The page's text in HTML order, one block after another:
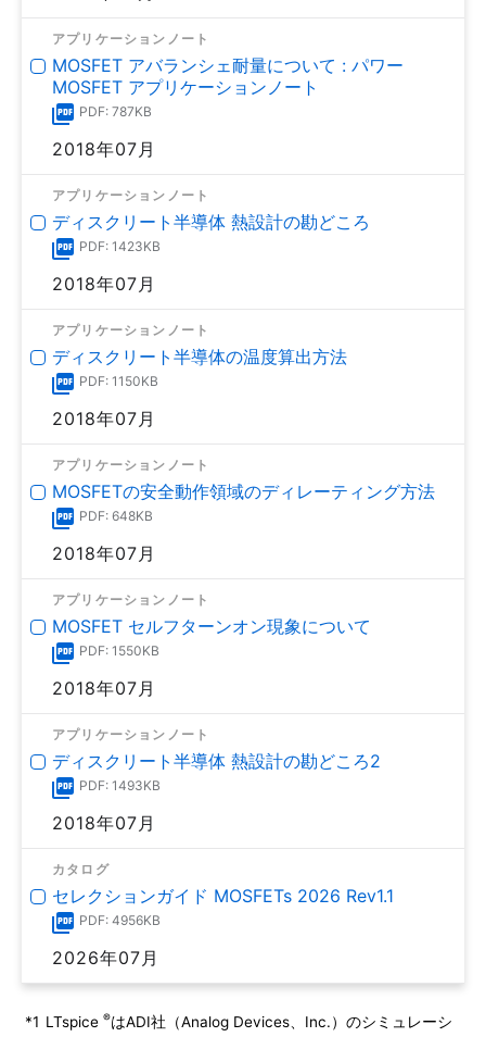
アプリケーションノート
MOSFET アバランシェ耐量について : パワー
MOSFET アプリケーションノート
PDF: 787KB
2018年07月
アプリケーションノート
ディスクリート半導体 熱設計の勘どころ
PDF: 1423KB
2018年07月
アプリケーションノート
ディスクリート半導体の温度算出方法
PDF: 1150KB
2018年07月
アプリケーションノート
MOSFETの安全動作領域のディレーティング方法
PDF: 648KB
2018年07月
アプリケーションノート
MOSFET セルフターンオン現象について
PDF: 1550KB
2018年07月
アプリケーションノート
ディスクリート半導体 熱設計の勘どころ2
PDF: 1493KB
2018年07月
カタログ
セレクションガイド MOSFETs 2026 Rev1.1
PDF: 4956KB
2026年07月
*1 LTspice ®はADI社（Analog Devices、Inc.）のシミュレーシ